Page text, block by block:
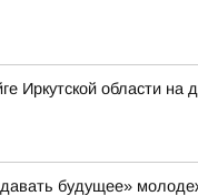
Иркутской области на
будущее»